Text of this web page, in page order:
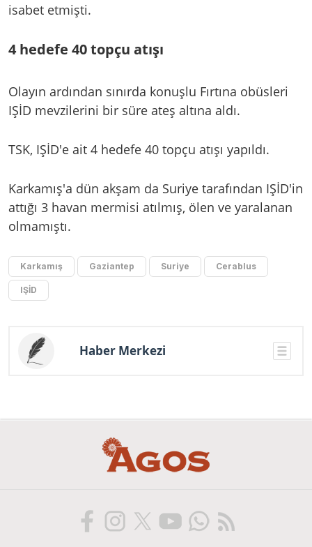
isabet etmişti.
4 hedefe 40 topçu atışı
Olayın ardından sınırda konuşlu Fırtına obüsleri
IŞİD mevzilerini bir süre ateş altına aldı.
TSK, IŞİD'e ait 4 hedefe 40 topçu atışı yapıldı.
Karkamış'a dün akşam da Suriye tarafından IŞİD'in
attığı 3 havan mermisi atılmış, ölen ve yaralanan
olmamıştı.
Karkamış Gaziantep Suriye Cerablus
IŞİD
Haber Merkezi